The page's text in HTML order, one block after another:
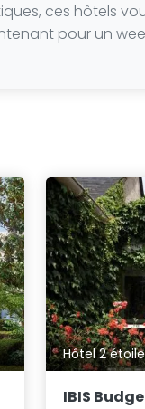
ces hôtels
pour un
Hôtel 2
IBIS